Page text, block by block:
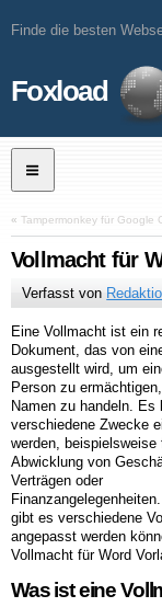
Finde die besten
Foxload
« Tampermonkey für Google
Vollmacht für
Verfasst von
Eine Vollmacht ist ein
Dokument, das von
ausgestellt wird, um
Person zu
Namen zu handeln. Es
verschiedene Zwecke
werden, beispielsweise
Abwicklung von
Verträgen oder
gibt es verschiedene
angepasst werden
Vollmacht für Word
Was ist eine